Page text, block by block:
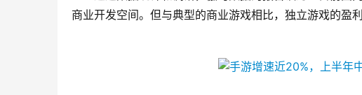
商业开发空间。但与典型的商业游戏相比，独立游戏的盈